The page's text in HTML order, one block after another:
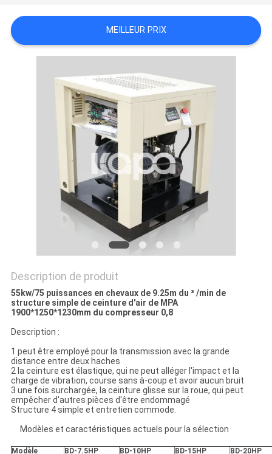
NOUS
CONTACTER
NOUVELLES
PRIVACY
MEILLEUR PRIX
Description de produit
55kw/75 puissances en chevaux de 9.25m du ³ /min de
structure simple de ceinture d'air de MPA
1900*1250*1230mm du compresseur 0,8
Description :
1 peut être employé pour la transmission avec la grande
distance entre deux haches
2 la ceinture est élastique, qui ne peut alléger l'impact et la
charge de vibration, course sans à-coup et avoir aucun bruit
3 une fois surchargée, la ceinture glisse sur la roue, qui peut
empêcher d'autres pièces d'être endommagé
Structure 4 simple et entretien commode.
Modèles et caractéristiques actuels pour la sélection
Modèle BD-7.5HP BD-10HP BD-15HP
BD-20HP